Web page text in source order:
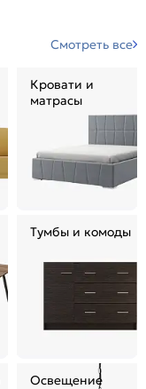
Смотреть все
Кровати и
матрасы
Тумбы и комоды
Освещение